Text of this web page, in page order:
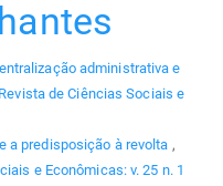
administrativa e
de Ciências Sociais e
a predisposição à revolta ,
e Econômicas: v. 25 n. 1